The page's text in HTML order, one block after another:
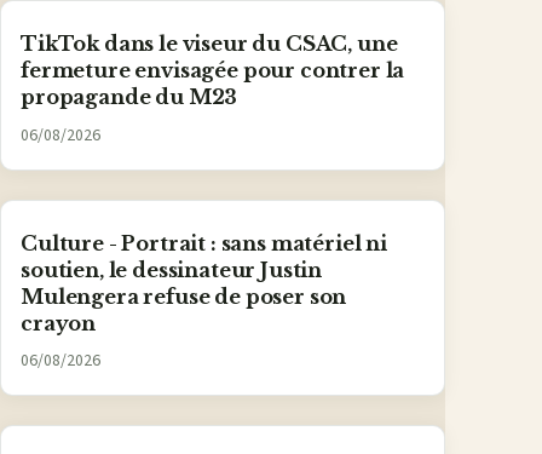
TikTok dans le viseur du CSAC, une
fermeture envisagée pour contrer la
propagande du M23
06/08/2026
Culture - Portrait : sans matériel ni
soutien, le dessinateur Justin
Mulengera refuse de poser son
crayon
06/08/2026